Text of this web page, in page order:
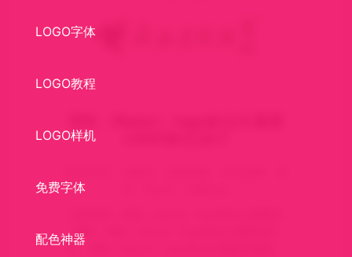
LOGO字体
LOGO教程
LOGO样机
免费字体
配色神器
量图
件、